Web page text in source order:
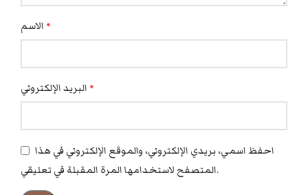
*
*
احفظ اسمي، بريدي الإلكتروني، والموقع الإلكتروني في هذا
المتصفح لاستخدامها المرة المقبلة في تعليقي.